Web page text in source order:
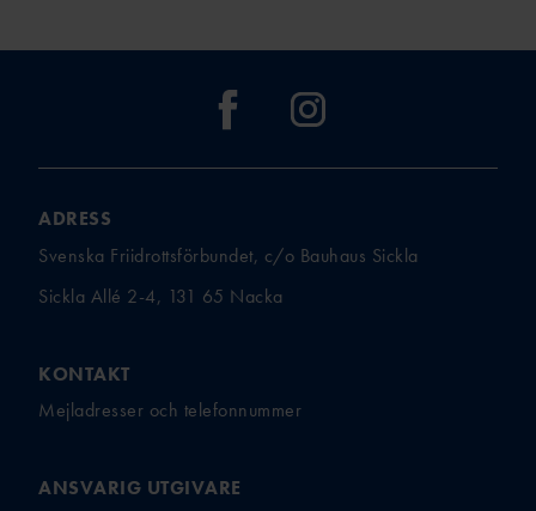
ADRESS
Svenska Friidrottsförbundet, c/o Bauhaus Sickla
Sickla Allé 2-4, 131 65 Nacka
KONTAKT
Mejladresser och telefonnummer
ANSVARIG UTGIVARE